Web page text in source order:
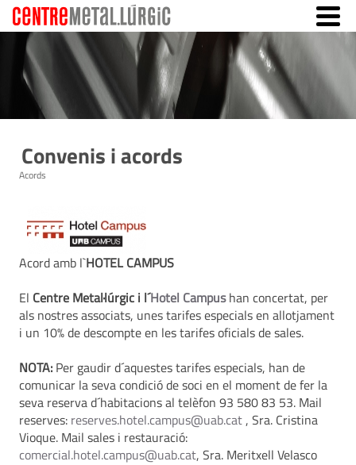
Convenis i acords
Acords
Acord amb l`HOTEL CAMPUS
El Centre Metal·lúrgic i l´Hotel Campushan concertat, per
als nostres associats, unes tarifes especials en allotjament
i un 10% de descompte en les tarifes oficials de sales.
NOTA: Per gaudir d´aquestes tarifes especials, han de
comunicar la seva condició de soci en el moment de fer la
seva reserva d´habitacions al telèfon 93 580 83 53. Mail
reserves: reserves.hotel.campus@uab.cat, Sra. Cristina
Vioque. Mail sales i restauració:
comercial.hotel.campus@uab.cat, Sra. Meritxell Velasco